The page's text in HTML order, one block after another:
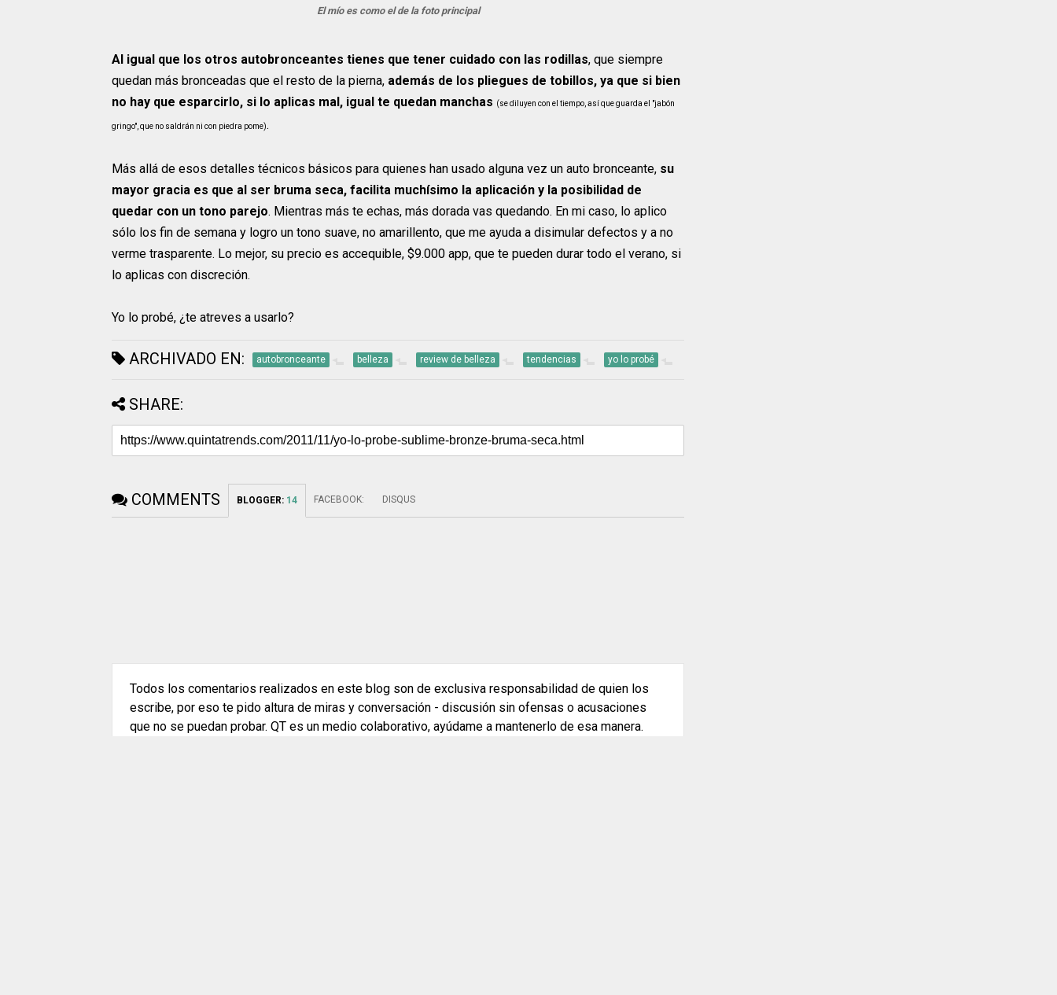
El mío es como el de la foto principal
Al igual que los otros autobronceantes tienes que tener cuidado con las rodillas, que siempre
quedan más bronceadas que el resto de la pierna, además de los pliegues de tobillos, ya que si bien
no hay que esparcirlo, si lo aplicas mal, igual te quedan manchas (se diluyen con el tiempo, así que guarda el "jabón
gringo", que no saldrán ni con piedra pome).
Más allá de esos detalles técnicos básicos para quienes han usado alguna vez un auto bronceante, su
mayor gracia es que al ser bruma seca, facilita muchísimo la aplicación y la posibilidad de
quedar con un tono parejo. Mientras más te echas, más dorada vas quedando. En mi caso, lo aplico
sólo los fin de semana y logro un tono suave, no amarillento, que me ayuda a disimular defectos y a no
verme trasparente. Lo mejor, su precio es accequible, $9.000 app, que te pueden durar todo el verano, si
lo aplicas con discreción.
Yo lo probé, ¿te atreves a usarlo?
ARCHIVADO EN: autobronceante belleza review de belleza tendencias yo lo probé
SHARE:
COMMENTS BLOGGER: 14 FACEBOOK: DISQUS
Todos los comentarios realizados en este blog son de exclusiva responsabilidad de quien los
escribe, por eso te pido altura de miras y conversación - discusión sin ofensas o acusaciones
que no se puedan probar. QT es un medio colaborativo, ayúdame a mantenerlo de esa manera.